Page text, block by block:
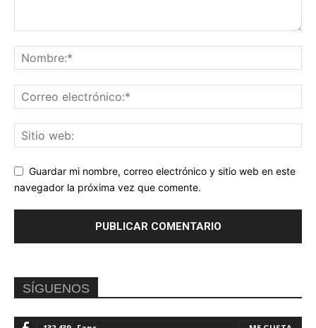
Guardar mi nombre, correo electrónico y sitio web en este
navegador la próxima vez que comente.
SÍGUENOS